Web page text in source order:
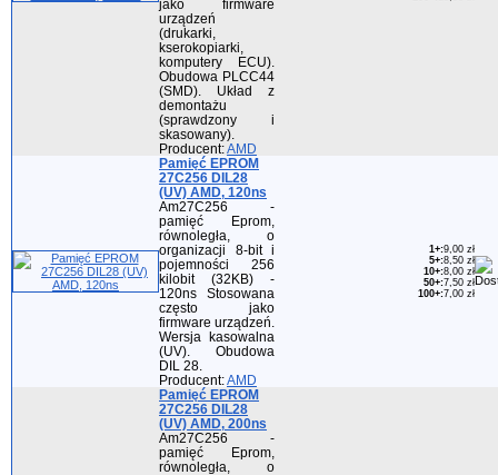
jako firmware
urządzeń
(drukarki,
kserokopiarki,
komputery ECU).
Obudowa PLCC44
(SMD). Układ z
demontażu
(sprawdzony i
skasowany).
Producent:AMD
Pamięć EPROM
27C256 DIL28
(UV) AMD, 120ns
Am27C256 -
pamięć Eprom,
równoległa, o
organizacji 8-bit i
pojemności 256
kilobit (32KB) -
120ns Stosowana
często jako
firmware urządzeń.
Wersja kasowalna
(UV). Obudowa
DIL 28.
Producent:AMD
1+:9,00 zł
5+:8,50 zł
10+:8,00 zł
50+:7,50 zł
100+:7,00 zł
Pamięć EPROM
27C256 DIL28
(UV) AMD, 200ns
Am27C256 -
pamięć Eprom,
równoległa, o